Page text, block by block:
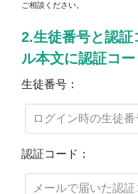
ご相談ください。
2.生徒番号と認証
ル本文に認証コー
生徒番号：
認証コード：